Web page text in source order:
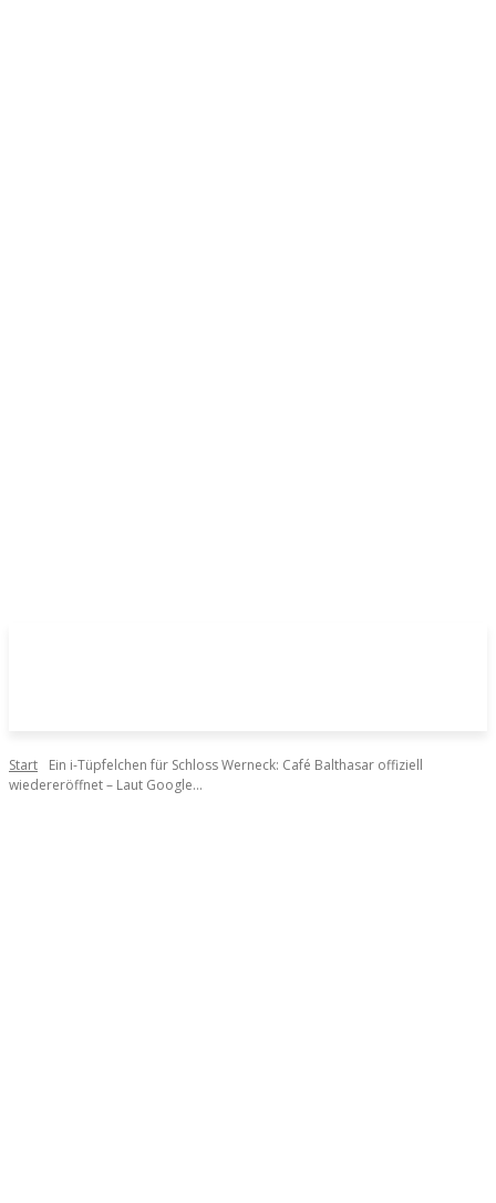
Start
Ein i-Tüpfelchen für Schloss Werneck: Café Balthasar offiziell
wiedereröffnet – Laut Google...